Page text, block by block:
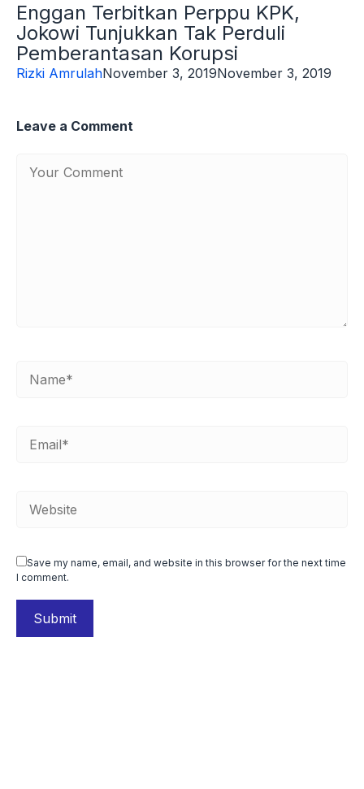
Enggan Terbitkan Perppu KPK,
Jokowi Tunjukkan Tak Perduli
Pemberantasan Korupsi
Rizki AmrulahNovember 3, 2019November 3, 2019
Leave a Comment
Save my name, email, and website in this browser for the next time
I comment.